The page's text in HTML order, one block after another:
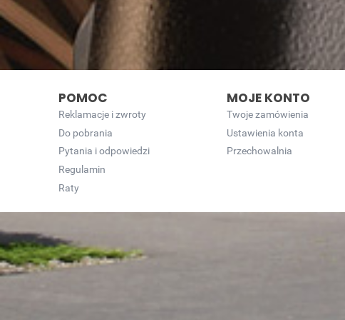
POMOC
Reklamacje i zwroty
Do pobrania
Pytania i odpowiedzi
Regulamin
Raty
MOJE KONTO
Twoje zamówienia
Ustawienia konta
Przechowalnia